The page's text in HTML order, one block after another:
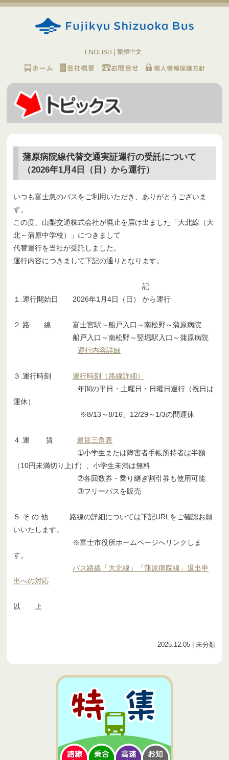
ENGLISH 繁體中文
蒲原病院線代替交通実証運行の受託について
（2026年1月4日（日）から運行）
いつも富士急のバスをご利用いただき、ありがとうございま
す。
この度、山梨交通株式会社が廃止を届け出ました「大北線（大
北～蒲原中学校）」につきまして
代替運行を当社が受託しました。
運行内容につきまして下記の通りとなります。
記
１.運行開始日 2026年1月4日（日） から運行
２.路 線 富士宮駅～船戸入口～南松野～蒲原病院
船戸入口～南松野～竪堀駅入口～蒲原病院
運行内容詳細
３.運行時刻運行時刻（路線詳細）
年間の平日・土曜日・日曜日運行（祝日は
運休）
※8/13～8/16、12/29～1/3の間運休
４.運 賃運賃三角表
➀小学生または障害者手帳所持者は半額
（10円未満切り上げ）、小学生未満は無料
➁各回数券・乗り継ぎ割引券も使用可能
➂フリーパスを販売
５.そ の 他 路線の詳細については下記URLをご確認お願
いいたします。
※富士市役所ホームページへリンクしま
す。
バス路線「大北線」「蒲原病院線」退出申
出への対応
以 上
2025.12.05| 未分類